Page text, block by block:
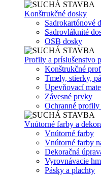
Konštrukčné dosky
Sadrokartónové
Sadrovláknité
OSB dosky
Profily a príslušenstvo
Konštrukčné
Tmely, stierky,
Upevňovací
Závesné prvky
Ochranné profily
Vnútorné farby a
Vnútorné farby
Vnútorné farby
Dekoračná
Vyrovnávacie
Pásky a plachty